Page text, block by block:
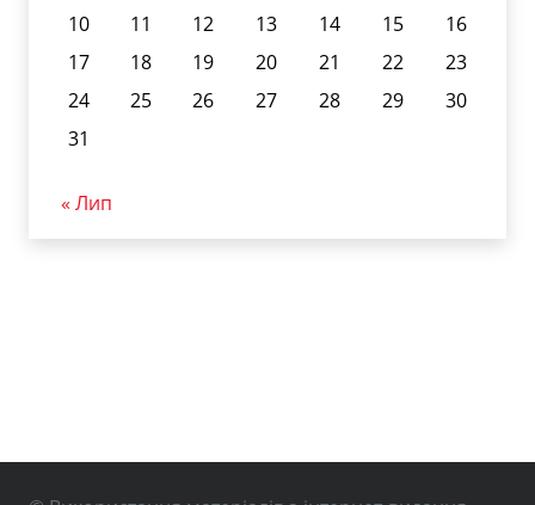
10
11 12 13 14 15
16
17
18 19 20 21 22
23
24
25 26 27 28 29
30
31
« Лип